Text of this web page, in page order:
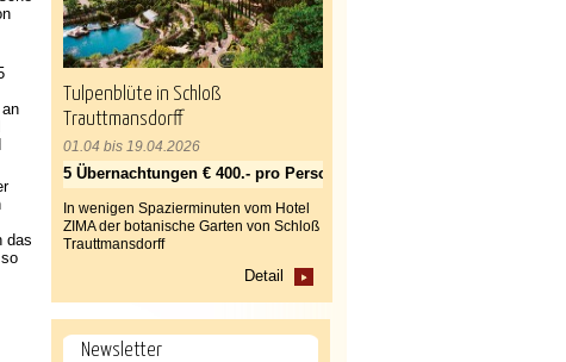
das
Tulpenblüte in Schloß
Trauttmansdorff
01.04 bis 19.04.2026
5 Übernachtungen € 400.- pro Person
In wenigen Spazierminuten vom Hotel
ZIMA der botanische Garten von Schloß
Trauttmansdorff
Detail
Newsletter